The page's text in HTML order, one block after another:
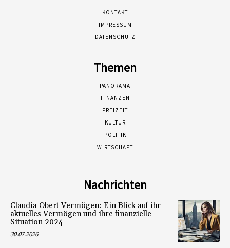
KONTAKT
IMPRESSUM
DATENSCHUTZ
Themen
PANORAMA
FINANZEN
FREIZEIT
KULTUR
POLITIK
WIRTSCHAFT
Nachrichten
Claudia Obert Vermögen: Ein Blick auf ihr
aktuelles Vermögen und ihre finanzielle
Situation 2024
30.07.2026